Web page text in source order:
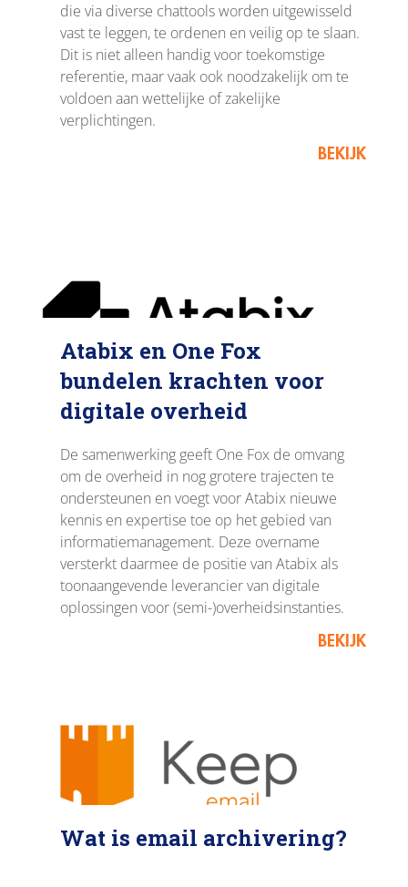
die via diverse chattools worden uitgewisseld
vast te leggen, te ordenen en veilig op te slaan.
Dit is niet alleen handig voor toekomstige
referentie, maar vaak ook noodzakelijk om te
voldoen aan wettelijke of zakelijke
verplichtingen.
BEKIJK
Atabix en One Fox
bundelen krachten voor
digitale overheid
De samenwerking geeft One Fox de omvang
om de overheid in nog grotere trajecten te
ondersteunen en voegt voor Atabix nieuwe
kennis en expertise toe op het gebied van
informatiemanagement. Deze overname
versterkt daarmee de positie van Atabix als
toonaangevende leverancier van digitale
oplossingen voor (semi-)overheidsinstanties.
BEKIJK
Wat is email archivering?